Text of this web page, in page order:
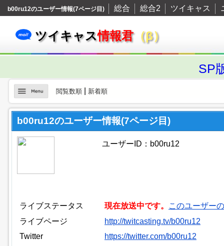
b00ru12のユーザー情報(7ページ目) 総合 総合2 ツイキャス
ツイキャス情報君（β）
SP
閲覧数順| 新着順
b00ru12のユーザー情報(7ページ目)
ユーザーID：b00ru12
ライブステータス 現在放送中です。
このユーザー
ライブページ
http://twitcasting.tv/b00ru12
Twitter
https://twitter.com/b00ru12